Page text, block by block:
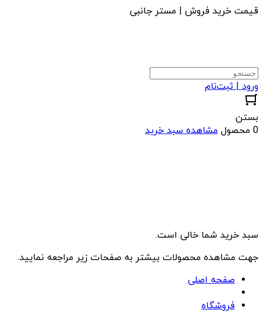
قیمت خرید فروش | مستر جانبی
ورود | ثبت‌نام
بستن
0 محصول
مشاهده سبد خرید
سبد خرید شما خالی است.
جهت مشاهده محصولات بیشتر به صفحات زیر مراجعه نمایید.
صفحه اصلی
فروشگاه